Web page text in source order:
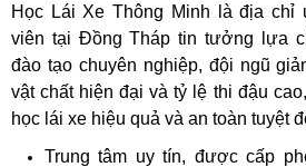
Học Lái Xe Thông Minh là địa chỉ
viên tại Đồng Tháp tin tưởng lựa
đào tạo chuyên nghiệp, đội ngũ
vật chất hiện đại và tỷ lệ thi đậu
học lái xe hiệu quả và an toàn tuyệt
Trung tâm uy tín, được cấp